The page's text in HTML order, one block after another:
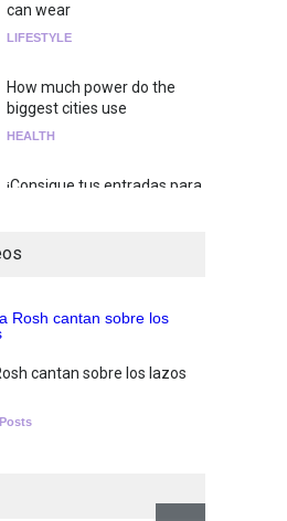
can wear
LIFESTYLE
How much power do the
biggest cities use
HEALTH
¡Consigue tus entradas para
Tests
Nuclear fusion closer to
cantan sobre los lazos